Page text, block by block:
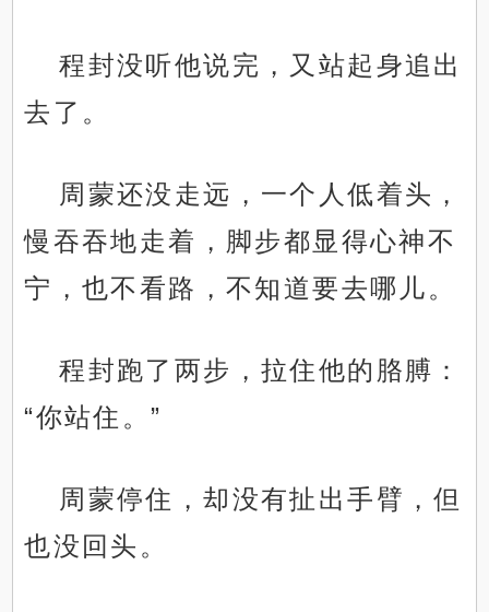
程封没听他说完，又站起身追出
去了。
周蒙还没走远，一个人低着头，
慢吞吞地走着，脚步都显得心神不
宁，也不看路，不知道要去哪儿。
程封跑了两步，拉住他的胳膊：
“你站住。”
周蒙停住，却没有扯出手臂，但
也没回头。